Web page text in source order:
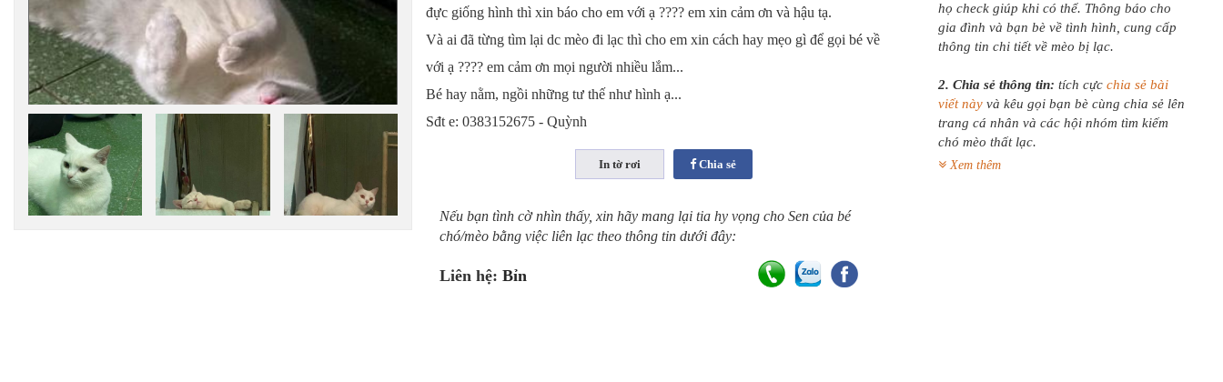
đực giống hình thì xin báo cho em với ạ ???? em xin cảm ơn và hậu tạ.
Và ai đã từng tìm lại dc mèo đi lạc thì cho em xin cách hay mẹo gì để gọi bé về
với ạ ???? em cảm ơn mọi người nhiều lắm...
Bé hay nằm, ngồi những tư thế như hình ạ...
Sđt e: 0383152675 - Quỳnh
Chia sẻ
Nếu bạn tình cờ nhìn thấy, xin hãy mang lại tia hy vọng cho Sen của bé
chó/mèo bằng việc liên lạc theo thông tin dưới đây:
Liên hệ: Bỉn
họ check giúp khi có thể. Thông báo cho
gia đình và bạn bè về tình hình, cung cấp
thông tin chi tiết về mèo bị lạc.
2. Chia sẻ thông tin: tích cực chia sẻ bài
viết nàyvà kêu gọi bạn bè cùng chia sẻ lên
trang cá nhân và các hội nhóm tìm kiếm
chó mèo thất lạc.
Xem thêm